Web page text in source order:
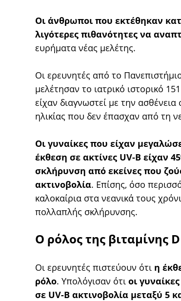
Οι άνθρωποι που εκτέθηκαν
λιγότερες πιθανότητες να
ευρήματα νέας μελέτης.
Οι ερευνητές από το
μελέτησαν το ιατρικό ιστορικό
είχαν διαγνωστεί με την
ηλικίας που δεν έπασχαν από τη
Οι γυναίκες που είχαν
έκθεση σε ακτίνες UV-B είχαν
σκλήρυνση από εκείνες που
ακτινοβολία. Επίσης, όσο
καλοκαίρια στα νεανικά τους
πολλαπλής σκλήρυνσης.
Ο ρόλος της βιταμίνης D
Οι ερευνητές πιστεύουν ότι η
ρόλο. Υπολόγισαν ότι οι
σε UV-B ακτινοβολία μεταξύ 5